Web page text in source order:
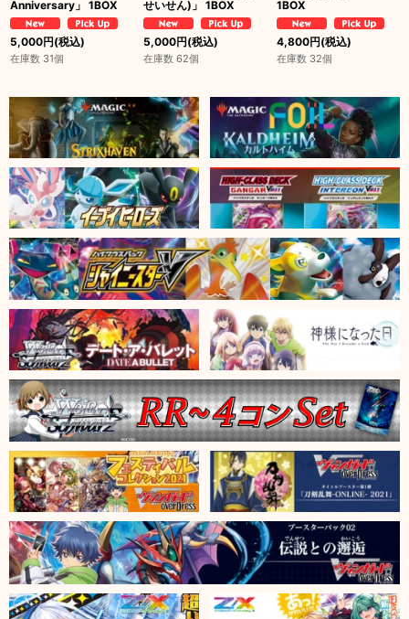
Anniversary」 1BOX
5,000円(税込)
在庫数 31個
せいせん)」 1BOX
5,000円(税込)
在庫数 62個
1BOX
4,800円(税込)
在庫数 32個